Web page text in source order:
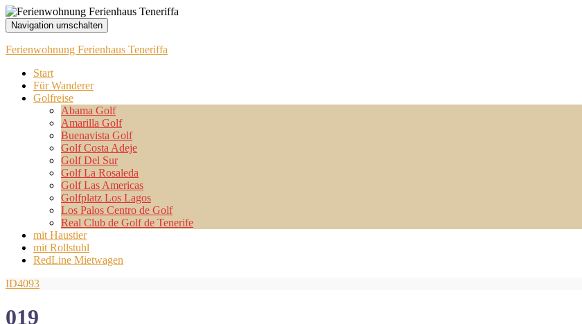
Navigation umschalten
Ferienwohnung Ferienhaus Teneriffa
Start
Für Wanderer
Golfreise
Abama Golf
Amarilla Golf
Buenavista Golf
Golf Costa Adeje
Golf Del Sur
Golf La Rosaleda
Golf Las Americas
Golfplatz Los Lagos
Los Palos Centro de Golf
Real Club de Golf de Tenerife
mit Haustier
mit Rollstuhl
RedLine Mietwagen
ID4093
019